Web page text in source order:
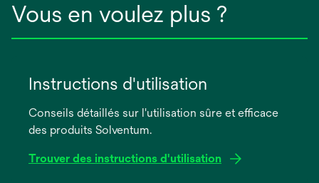
Vous en voulez plus ?
Instructions d'utilisation
Conseils détaillés sur l'utilisation sûre et efficace
des produits Solventum.
Trouver des instructions d'utilisation